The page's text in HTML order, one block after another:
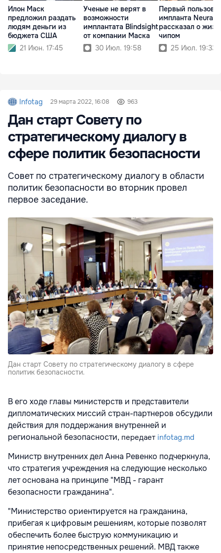
Илон Маск
предложил раздать
людям деньги из
бюджета США
21 Июн. 17:45
Ученые не верят в
возможности
имплантата Blindsight
от компании Маска
30 Июл. 19:58
Первый
импланта
рассказал о
чипом
25 Июл. 19:33
Infotag 29 марта 2022, 16:08 963
Дан старт Совету по
стратегическому диалогу в
сфере политик безопасности
Совет по стратегическому диалогу в области
политик безопасности во вторник провел
первое заседание.
Дан старт Совету по стратегическому диалогу в сфере
политик безопасности.
В его ходе главы министерств и представители
дипломатических миссий стран-партнеров обсудили
действия для поддержания внутренней и
региональной безопасности, передает infotag.md
Министр внутренних дел Анна Ревенко подчеркнула,
что стратегия учреждения на следующие несколько
лет основана на принципе "МВД - гарант
безопасности гражданина".
"Министерство ориентируется на гражданина,
прибегая к цифровым решениям, которые позволят
обеспечить более быструю коммуникацию и
принятие непосредственных решений. МВД также